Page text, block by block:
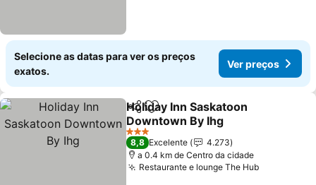
Selecione as datas para ver os preços
exatos.
Ver preços
PartilharAdicionar aos favoritos
Holiday Inn Saskatoon
Downtown By Ihg
Ver preços
3 Estrelas
8,8 Excelente
4.273
a 0.4 km de Centro da cidade
Restaurante e lounge The HubVer preços